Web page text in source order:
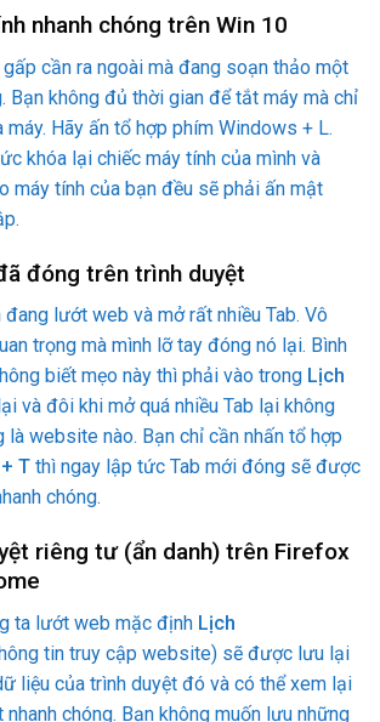
nhanh chóng trên Win 10
cần ra ngoài mà đang soạn thảo một
Bạn không đủ thời gian để tắt máy mà chỉ
máy. Hãy ấn tổ hợp phím Windows + L.
khóa lại chiếc máy tính của mình và
máy tính của bạn đều sẽ phải ấn mật
đóng trên trình duyệt
đang lướt web và mở rất nhiều Tab. Vô
trọng mà mình lỡ tay đóng nó lại. Bình
biết mẹo này thì phải vào trong Lịch
và đôi khi mở quá nhiều Tab lại không
là website nào. Bạn chỉ cần nhấn tổ hợp
T thì ngay lập tức Tab mới đóng sẽ được
chóng.
riêng tư (ẩn danh) trên Firefox
ta lướt web mặc định Lịch
tin truy cập website) sẽ được lưu lại
liệu của trình duyệt đó và có thể xem lại
chóng. Bạn không muốn lưu những